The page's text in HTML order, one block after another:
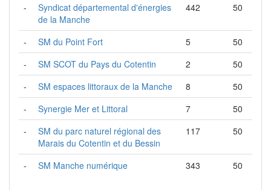
-
Syndicat départemental d'énergies
de la Manche
442 50
- SM du Point Fort 5
50
-
SM SCOT du Pays du Cotentin 2
50
-
SM espaces littoraux de la Manche 8
50
-
Synergie Mer et Littoral 7
50
-
SM du parc naturel régional des
Marais du Cotentin et du Bessin
117 50
- SM Manche numérique 343 50